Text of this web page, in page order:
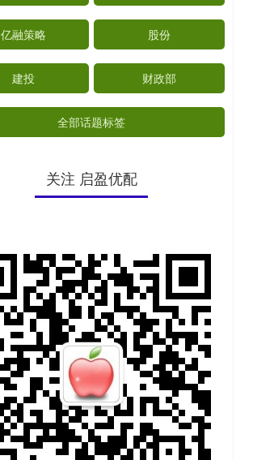
亿融策略 股份
建投 财政部
全部话题标签
关注 启盈优配